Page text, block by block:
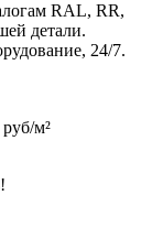
RAL, RR,
детали.
24/7.
м²